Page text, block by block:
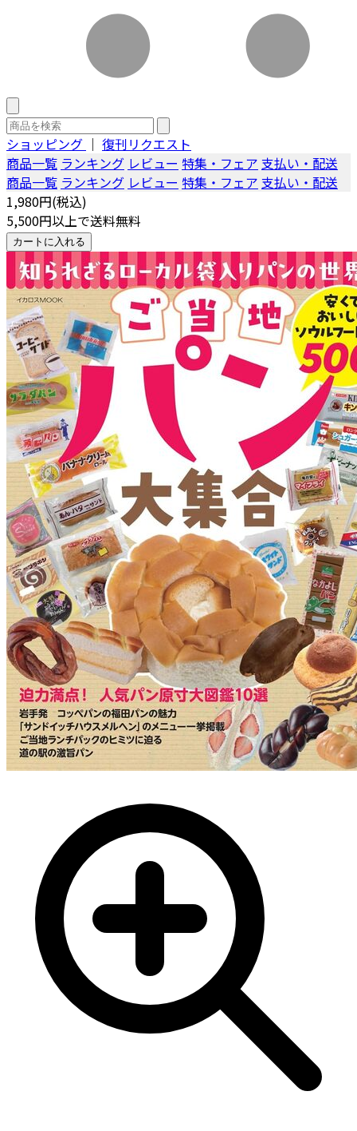
ショッピング ｜ 復刊リクエスト
商品一覧 ランキング レビュー 特集・フェア 支払い・配送
商品一覧 ランキング レビュー 特集・フェア 支払い・配送
1,980円(税込)
5,500円以上で送料無料
カートに入れる